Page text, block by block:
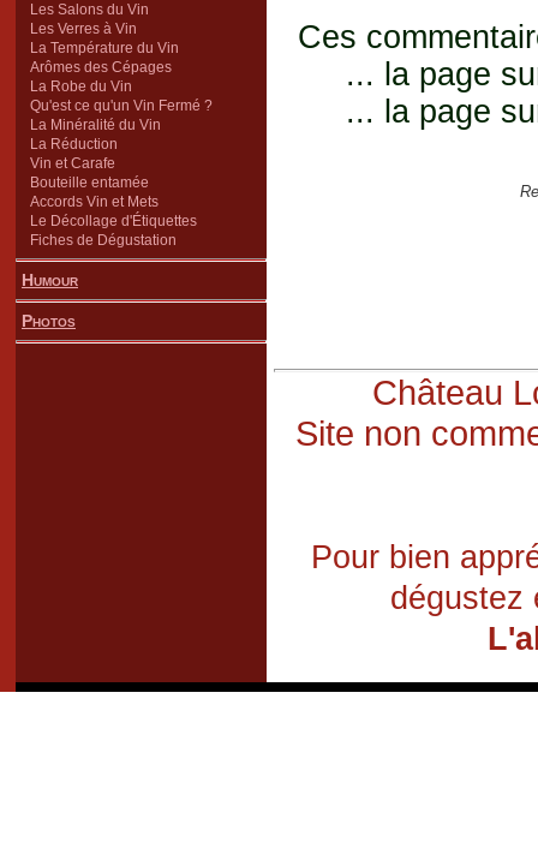
Les Salons du Vin
Les Verres à Vin
La Température du Vin
Arômes des Cépages
La Robe du Vin
Qu'est ce qu'un Vin Fermé ?
La Minéralité du Vin
La Réduction
Vin et Carafe
Bouteille entamée
Accords Vin et Mets
Le Décollage d'Étiquettes
Fiches de Dégustation
Humour
Photos
Ces
... la page
... la page
Château
Site non
Pour bien
dégustez